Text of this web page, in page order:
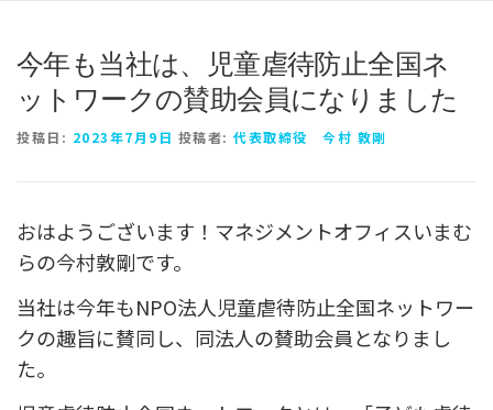
今年も当社は、児童虐待防止全国ネ
ットワークの賛助会員になりました
投稿日: 2023年7月9日 投稿者: 代表取締役 今村 敦剛
おはようございます！マネジメントオフィスいまむ
らの今村敦剛です。
当社は今年もNPO法人児童虐待防止全国ネットワー
クの趣旨に賛同し、同法人の賛助会員となりまし
た。